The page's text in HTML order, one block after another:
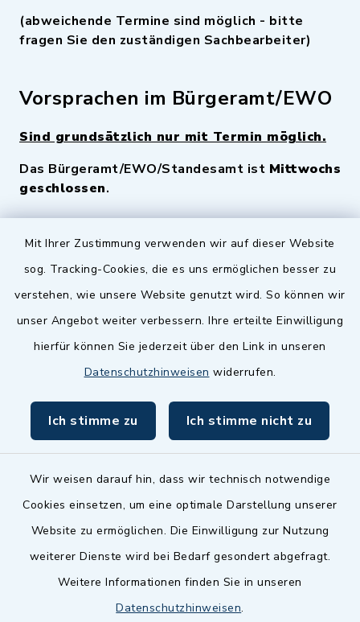
Mit Ihrer Zustimmung verwenden wir auf dieser Website
sog. Tracking-Cookies, die es uns ermöglichen besser zu
verstehen, wie unsere Website genutzt wird. So können wir
unser Angebot weiter verbessern. Ihre erteilte Einwilligung
hierfür können Sie jederzeit über den Link in unseren
Datenschutzhinweisen widerrufen.
Ich stimme zu Ich stimme nicht zu
Wir weisen darauf hin, dass wir technisch notwendige
Cookies einsetzen, um eine optimale Darstellung unserer
Website zu ermöglichen. Die Einwilligung zur Nutzung
weiterer Dienste wird bei Bedarf gesondert abgefragt.
Weitere Informationen finden Sie in unseren
Datenschutzhinweisen.
(abweichende Termine sind möglich - bitte
fragen Sie den zuständigen Sachbearbeiter)
Vorsprachen im Bürgeramt/EWO
Sind grundsätzlich nur mit Termin möglich.
Das Bürgeramt/EWO/Standesamt ist Mittwochs
geschlossen.
Quicklinks
Zenngrund Allianz
Dillenberggruppe
inixmedia GmbH
Barrierefreiheit